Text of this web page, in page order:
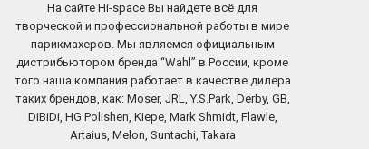
На сайте Hi-space Вы найдете всё для
творческой и профессиональной работы в мире
парикмахеров. Мы являемся официальным
дистрибьютором бренда “Wahl” в России, кроме
того наша компания работает в качестве дилера
таких брендов, как: Moser, JRL, Y.S.Park, Derby, GB,
DiBiDi, HG Polishen, Kiepe, Mark Shmidt, Flawle,
Artaius, Melon, Suntachi, Takara